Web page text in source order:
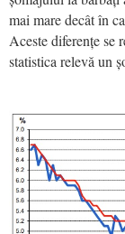
mai mare decât în
Aceste diferențe se
statistica relevă un